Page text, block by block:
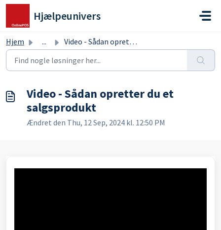
Gå til hovedindhold
Hjælpeunivers
Hjem ... Video - Sådan opretter du et salgsprodukt
Video - Sådan opretter du et
salgsprodukt
Ændret den Thu, 12 Sep, 2024 kl. 12:50 PM